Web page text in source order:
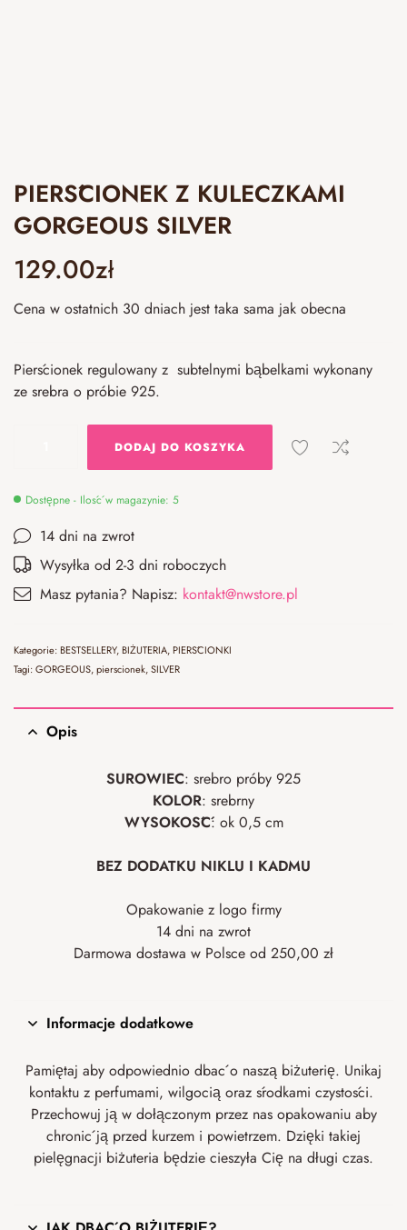
PIERŚCIONEK Z KULECZKAMI
GORGEOUS SILVER
129.00zł
Cena w ostatnich 30 dniach jest taka sama jak obecna
Pierścionek regulowany z subtelnymi bąbelkami wykonany
ze srebra o próbie 925.
DODAJ DO KOSZYKA
Dostępne - Ilość w magazynie: 5
14 dni na zwrot
Wysyłka od 2-3 dni roboczych
Masz pytania? Napisz: kontakt@nwstore.pl
Kategorie:BESTSELLERY,BIŻUTERIA,PIERŚCIONKI
Tagi:GORGEOUS,pierscionek,SILVER
Opis
SUROWIEC: srebro próby 925
KOLOR: srebrny
WYSOKOŚĆ: ok 0,5 cm
BEZ DODATKU NIKLU I KADMU
Opakowanie z logo firmy
14 dni na zwrot
Darmowa dostawa w Polsce od 250,00 zł
Informacje dodatkowe
Pamiętaj aby odpowiednio dbać o naszą biżuterię. Unikaj
kontaktu z perfumami, wilgocią oraz środkami czystości.
Przechowuj ją w dołączonym przez nas opakowaniu aby
chronić ją przed kurzem i powietrzem. Dzięki takiej
pielęgnacji biżuteria będzie cieszyła Cię na długi czas.